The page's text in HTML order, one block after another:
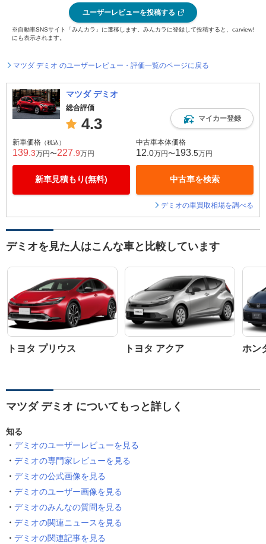
ユーザーレビューを投稿する
※自動車SNSサイト「みんカラ」に遷移します。みんカラに登録して投稿すると、carview!
にも表示されます。
マツダ デミオ のユーザーレビュー・評価一覧のページに戻る
マツダ デミオ
総合評価
4.3 マイカー登録
新車価格 （税込）
139 .3万円〜227 .9万円
新車見積もり(無料)
中古車本体価格
12 .0万円〜193 .5万円
中古車を検索
デミオの車買取相場を調べる
デミオを見た人はこんな車と比較しています
トヨタ プリウス トヨタ アクア ホン
マツダ デミオ についてもっと詳しく
知る
デミオのユーザーレビューを見る
デミオの専門家レビューを見る
デミオの公式画像を見る
デミオのユーザー画像を見る
デミオのみんなの質問を見る
デミオの関連ニュースを見る
デミオの関連記事を見る